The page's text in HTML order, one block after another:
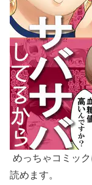
めっちゃコミック
読めます。